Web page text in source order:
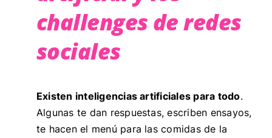
challenges de redes
sociales
Existen inteligencias artificiales para todo.
Algunas te dan respuestas, escriben ensayos,
te hacen el menú para las comidas de la